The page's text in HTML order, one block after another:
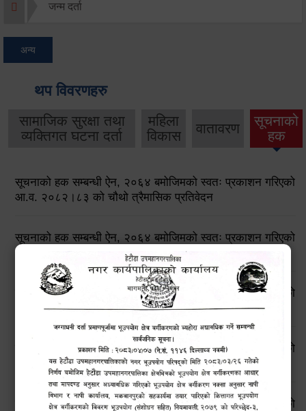
जन्म दर्ता
अन्य
थप विवरणहरु
सामाजिक सुरक्षा तथा
व्यक्तिगत घटना दर्ता
महिला
विकास
वातावरण
सूचनाको
हक
सूचनाको हक सम्बन्धी ऐन, २०६४ बमोजिमको स्वतः प्रकाशन गरिएको
आ.व. २०८२।८३ को चौथो त्रैमासिक प्रतिवेदन
सूचनाको हक सम्बन्धी ऐन, २०६४ बमोजिमको स्वतः प्रकाशन गरिएको
आ.व. २०८२।८३ को तेस्रो त्रैमासिक प्रतिवेदन
सूचनाको हक सम्बन्धी ऐन, २०६४ बमोजिमको स्वतः प्रकाशन गरिएको
आ.व. २०८२।८३ को दोस्रो त्रैमासिक प्रतिवेदन
सूचनाको हक सम्बन्धी ऐन, २०६४ बमोजिमको स्वतः प्रकाशन गरिएको
आ.व. २०८२।८३ को प्रथम त्रैमासिक प्रतिवेदन
सूचनाको हक सम्बन्धी ऐन, २०६४ बमोजिमको स्वतः प्रकाशन गरिएको